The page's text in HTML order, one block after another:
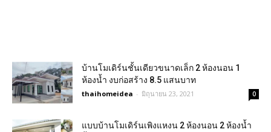
บ้านโมเดิร์นชั้นเดียวขนาดเล็ก 2 ห้องนอน 1
ห้องน้ำ งบก่อสร้าง 8.5 แสนบาท
thaihomeidea - มิถุนายน 23, 2021 0
แบบบ้านโมเดิร์นเพิงแหงน 2 ห้องนอน 2 ห้องน้ำ